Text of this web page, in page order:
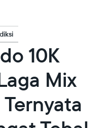
10K
Mix